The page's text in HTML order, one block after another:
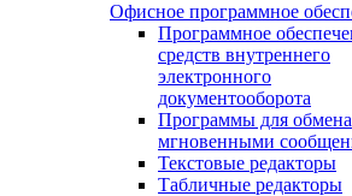
Офисное программное
Программное
средств внутреннего
электронного
документооборота
Программы для обмена
мгновенными
Текстовые редакторы
Табличные редакторы